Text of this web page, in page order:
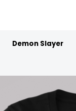
Demon Slayer